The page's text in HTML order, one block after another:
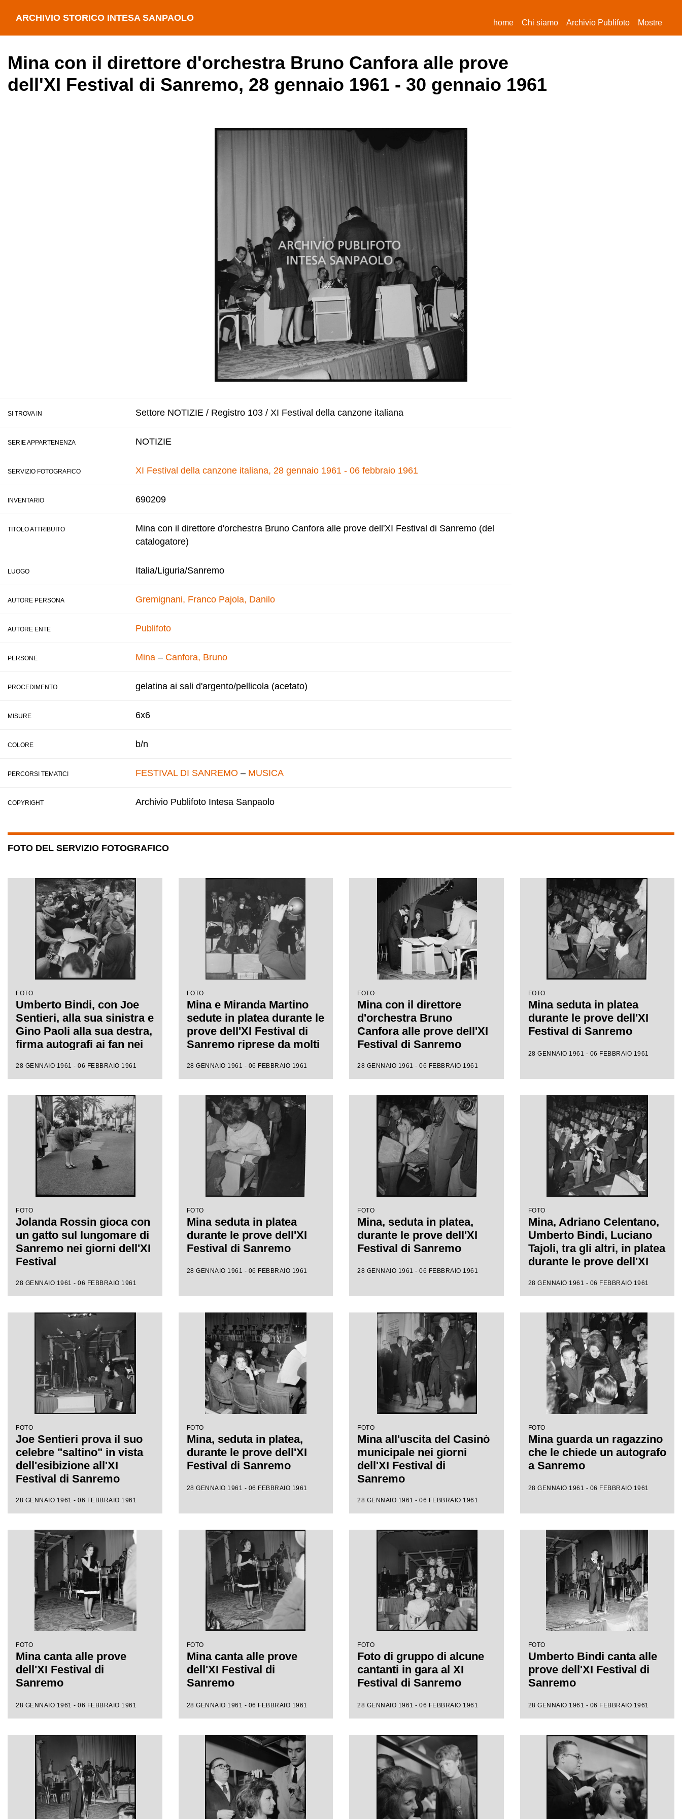
ARCHIVIO STORICO INTESA SANPAOLO home(current)
Chi siamo Archivio Publifoto Mostre
Mina con il direttore d'orchestra Bruno Canfora alle prove
dell'XI Festival di Sanremo, 28 gennaio 1961 - 30 gennaio 1961
SI TROVA IN Settore NOTIZIE / Registro 103 / XI Festival della canzone italiana
SERIE APPARTENENZA NOTIZIE
SERVIZIO FOTOGRAFICO XI Festival della canzone italiana, 28 gennaio 1961 - 06 febbraio 1961
INVENTARIO 690209
TITOLO ATTRIBUITO
Mina con il direttore d'orchestra Bruno Canfora alle prove dell'XI Festival di Sanremo (del
catalogatore)
LUOGO Italia/Liguria/Sanremo
AUTORE PERSONA Gremignani, Franco Pajola, Danilo
AUTORE ENTE Publifoto
PERSONE Mina – Canfora, Bruno
PROCEDIMENTO gelatina ai sali d'argento/pellicola (acetato)
MISURE 6x6
COLORE b/n
PERCORSI TEMATICI FESTIVAL DI SANREMO – MUSICA
COPYRIGHT Archivio Publifoto Intesa Sanpaolo
FOTO DEL SERVIZIO FOTOGRAFICO
FOTO
Umberto Bindi, con Joe
Sentieri, alla sua sinistra e
Gino Paoli alla sua destra,
firma autografi ai fan nei
Sanremo
28 GENNAIO 1961 - 06 FEBBRAIO 1961
FOTO
Mina e Miranda Martino
sedute in platea durante le
prove dell'XI Festival di
Sanremo riprese da molti
28 GENNAIO 1961 - 06 FEBBRAIO 1961
FOTO
Mina con il direttore
d'orchestra Bruno
Canfora alle prove dell'XI
Festival di Sanremo
28 GENNAIO 1961 - 06 FEBBRAIO 1961
FOTO
Mina seduta in platea
durante le prove dell'XI
Festival di Sanremo
28 GENNAIO 1961 - 06 FEBBRAIO 1961
FOTO
Jolanda Rossin gioca con
un gatto sul lungomare di
Sanremo nei giorni dell'XI
Festival
28 GENNAIO 1961 - 06 FEBBRAIO 1961
FOTO
Mina seduta in platea
durante le prove dell'XI
Festival di Sanremo
28 GENNAIO 1961 - 06 FEBBRAIO 1961
FOTO
Mina, seduta in platea,
durante le prove dell'XI
Festival di Sanremo
28 GENNAIO 1961 - 06 FEBBRAIO 1961
FOTO
Mina, Adriano Celentano,
Umberto Bindi, Luciano
Tajoli, tra gli altri, in platea
durante le prove dell'XI
28 GENNAIO 1961 - 06 FEBBRAIO 1961
FOTO
Joe Sentieri prova il suo
celebre "saltino" in vista
dell'esibizione all'XI
Festival di Sanremo
28 GENNAIO 1961 - 06 FEBBRAIO 1961
FOTO
Mina, seduta in platea,
durante le prove dell'XI
Festival di Sanremo
28 GENNAIO 1961 - 06 FEBBRAIO 1961
FOTO
Mina all'uscita del Casinò
municipale nei giorni
dell'XI Festival di
Sanremo
28 GENNAIO 1961 - 06 FEBBRAIO 1961
FOTO
Mina guarda un ragazzino
che le chiede un autografo
a Sanremo
28 GENNAIO 1961 - 06 FEBBRAIO 1961
FOTO
Mina canta alle prove
dell'XI Festival di
Sanremo
28 GENNAIO 1961 - 06 FEBBRAIO 1961
FOTO
Mina canta alle prove
dell'XI Festival di
Sanremo
28 GENNAIO 1961 - 06 FEBBRAIO 1961
FOTO
Foto di gruppo di alcune
cantanti in gara al XI
Festival di Sanremo
28 GENNAIO 1961 - 06 FEBBRAIO 1961
FOTO
Umberto Bindi canta alle
prove dell'XI Festival di
Sanremo
28 GENNAIO 1961 - 06 FEBBRAIO 1961